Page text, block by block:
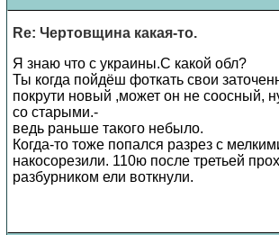
Re: Чертовщина какая-то.
Я знаю что с украины.С какой обл?
Ты когда пойдёш фоткать свои
покрути новый ,может он не соосный,
со старыми.-
ведь раньше такого небыло.
Когда-то тоже попался разрез с
накосорезили. 110ю после третьей
разбурником ели воткнули.